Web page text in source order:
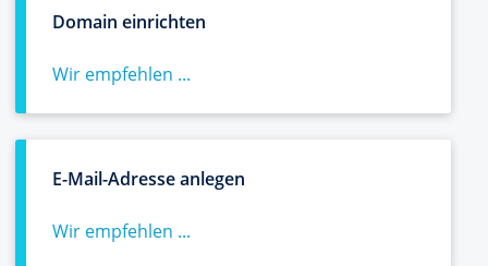
Domain einrichten
Wir empfehlen ...
E-Mail-Adresse anlegen
Wir empfehlen ...